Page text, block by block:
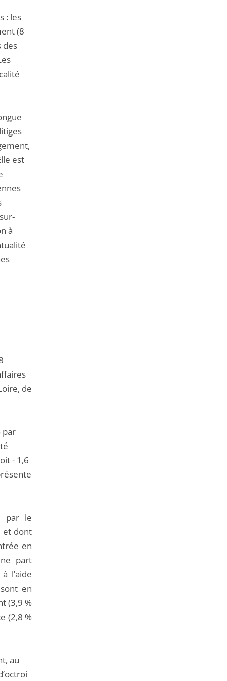
: les
(8
des
est
à
de
par
- 1,6
par le
et dont
en
part
l’aide
en
(3,9 %
(2,8 %
au